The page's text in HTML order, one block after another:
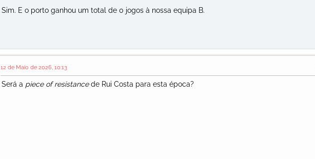
Sim. E o porto ganhou um total de 0 jogos à nossa equipa B.
12 de Maio de 2026, 10:13
Será a piece of resistancede Rui Costa para esta época?